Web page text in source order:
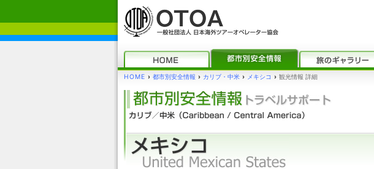
HOME › 都市別安全情報 › カリブ・中米 › メキシコ › 観光情報 詳細